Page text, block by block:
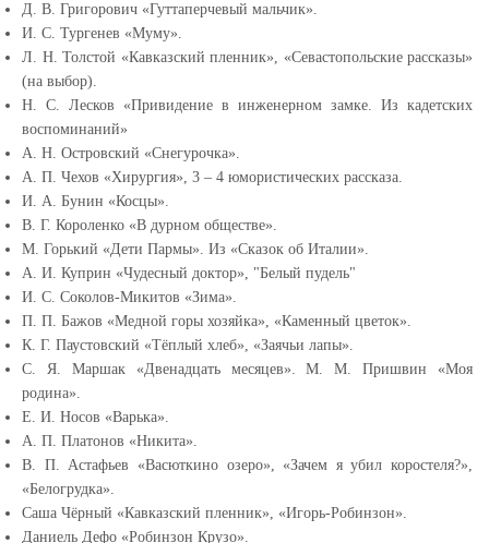
Д. В. Григорович «Гуттаперчевый мальчик».
И. С. Тургенев «Муму».
Л. Н. Толстой «Кавказский пленник», «Севастопольские рассказы»
(на выбор).
Н. С. Лесков «Привидение в инженерном замке. Из кадетских
воспоминаний»
А. Н. Островский «Снегурочка».
А. П. Чехов «Хирургия», 3 – 4 юмористических рассказа.
И. А. Бунин «Косцы».
В. Г. Короленко «В дурном обществе».
М. Горький «Дети Пармы». Из «Сказок об Италии».
А. И. Куприн «Чудесный доктор», "Белый пудель"
И. С. Соколов-Микитов «Зима».
П. П. Бажов «Медной горы хозяйка», «Каменный цветок».
К. Г. Паустовский «Тёплый хлеб», «Заячьи лапы».
С. Я. Маршак «Двенадцать месяцев». М. М. Пришвин «Моя
родина».
Е. И. Носов «Варька».
А. П. Платонов «Никита».
В. П. Астафьев «Васюткино озеро», «Зачем я убил коростеля?»,
«Белогрудка».
Саша Чёрный «Кавказский пленник», «Игорь-Робинзон».
Даниель Дефо «Робинзон Крузо».